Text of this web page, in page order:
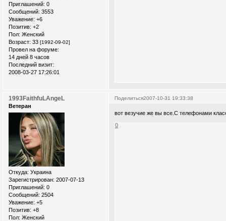
Приглашений: 0
Сообщений: 3553
Уважение: +6
Позитив: +2
Пол: Женский
Возраст: 33 [1992-09-02]
Провел на форуме:
14 дней 8 часов
Последний визит:
2008-03-27 17:26:01
Поделиться2007-10-31 19:33:38
1993FaithfuLAngeL
Ветеран
Откуда: Украина
Зарегистрирован: 2007-07-13
Приглашений: 0
Сообщений: 2504
Уважение: +5
Позитив: +8
Пол: Женский
вот везучие же вы все.С телефонами
0